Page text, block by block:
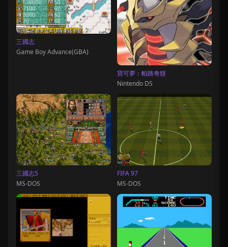
三國志
Game Boy Advance(GBA)
寶可夢：帕路奇犽
Nintendo DS
三國志5
MS-DOS
FIFA 97
MS-DOS